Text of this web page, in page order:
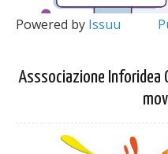
Powered by Issuu
Asssociazione Inforidea